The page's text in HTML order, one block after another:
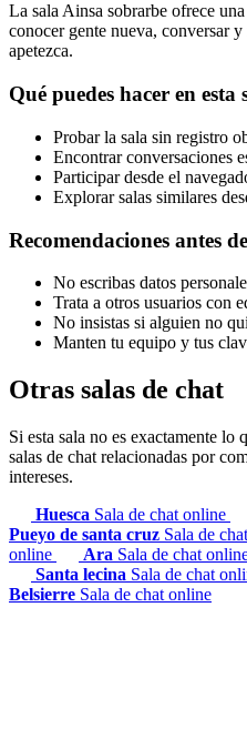
La sala Ainsa sobrarbe ofrece
conocer gente nueva, conversar
apetezca.
Qué puedes hacer en esta
Probar la sala sin registro
Encontrar conversaciones
Participar desde el
Explorar salas similares
Recomendaciones antes
No escribas datos
Trata a otros usuarios con
No insistas si alguien no
Manten tu equipo y tus
Otras salas de chat
Si esta sala no es exactamente lo
salas de chat relacionadas por
intereses.
Huesca Sala de chat online
Pueyo de santa cruz Sala de
online
Ara Sala de chat
Santa lecina Sala de chat
Belsierre Sala de chat online